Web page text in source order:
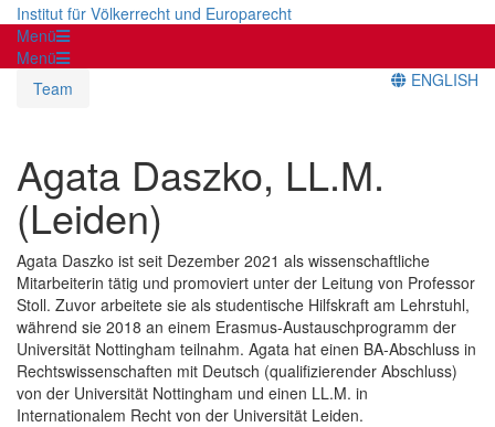
Institut für Völkerrecht und Europarecht
Menü
Menü
Team
ENGLISH
Agata Daszko, LL.M.
(Leiden)
Agata Daszko ist seit Dezember 2021 als wissenschaftliche
Mitarbeiterin tätig und promoviert unter der Leitung von Professor
Stoll. Zuvor arbeitete sie als studentische Hilfskraft am Lehrstuhl,
während sie 2018 an einem Erasmus-Austauschprogramm der
Universität Nottingham teilnahm. Agata hat einen BA-Abschluss in
Rechtswissenschaften mit Deutsch (qualifizierender Abschluss)
von der Universität Nottingham und einen LL.M. in
Internationalem Recht von der Universität Leiden.